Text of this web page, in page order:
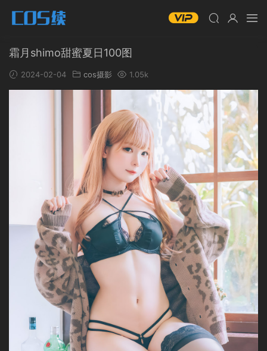
霜月shimo甜蜜夏日100图
2024-02-04 cos摄影 1.05k